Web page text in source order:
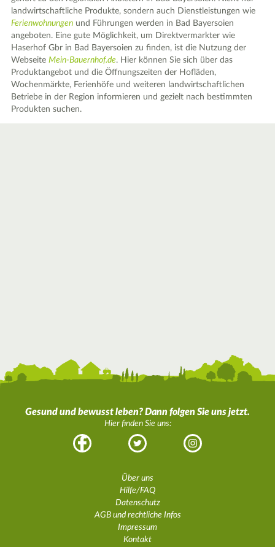
landwirtschaftliche Produkte, sondern auch Dienstleistungen wie
Ferienwohnungen und Führungen werden in Bad Bayersoien
angeboten. Eine gute Möglichkeit, um Direktvermarkter wie
Haserhof Gbr in Bad Bayersoien zu finden, ist die Nutzung der
WebseiteMein-Bauernhof.de. Hier können Sie sich über das
Produktangebot und die Öffnungszeiten der Hofläden,
Wochenmärkte, Ferienhöfe und weiteren landwirtschaftlichen
Betriebe in der Region informieren und gezielt nach bestimmten
Produkten suchen.
Gesund und bewusst leben? Dann folgen Sie uns jetzt.
Hier finden Sie uns:
Facebook Twitter Instagram
Über uns
Hilfe/FAQ
Datenschutz
AGB und rechtliche Infos
Impressum
Kontakt